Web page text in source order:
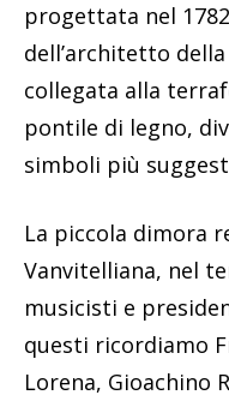
progettata nel
dell’architetto
collegata alla
pontile di legno,
simboli più
La piccola dimora
Vanvitelliana, nel
musicisti e
questi ricordiamo
Lorena, Gioachino